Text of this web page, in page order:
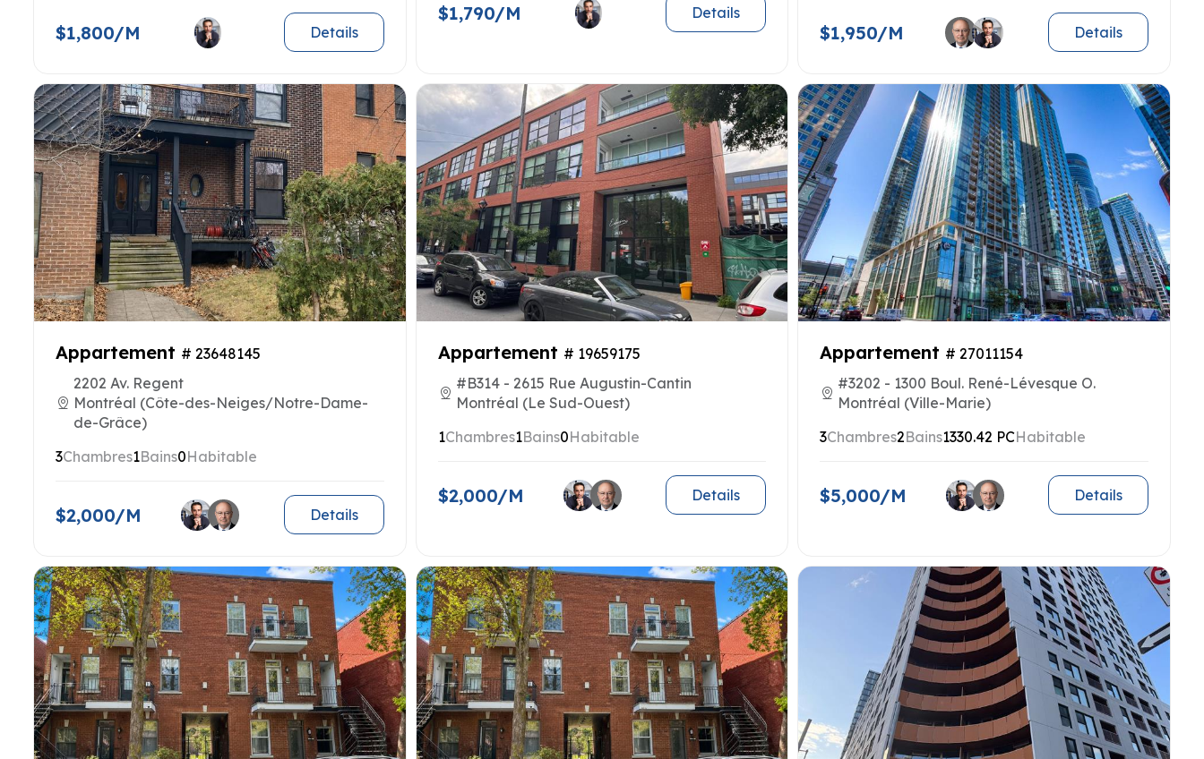
$1,800/M Details
$1,790/M Details
$1,950/M Details
Appartement # 23648145
2202 Av. Regent
Montréal (Côte-des-Neiges/Notre-Dame-
de-Grâce)
3Chambres1Bains0Habitable
$2,000/M Details
Appartement # 19659175
#B314 - 2615 Rue Augustin-Cantin
Montréal (Le Sud-Ouest)
1Chambres1Bains0Habitable
$2,000/M Details
Appartement # 27011154
#3202 - 1300 Boul. René-Lévesque O.
Montréal (Ville-Marie)
3Chambres2Bains1330.42 PCHabitable
$5,000/M Details